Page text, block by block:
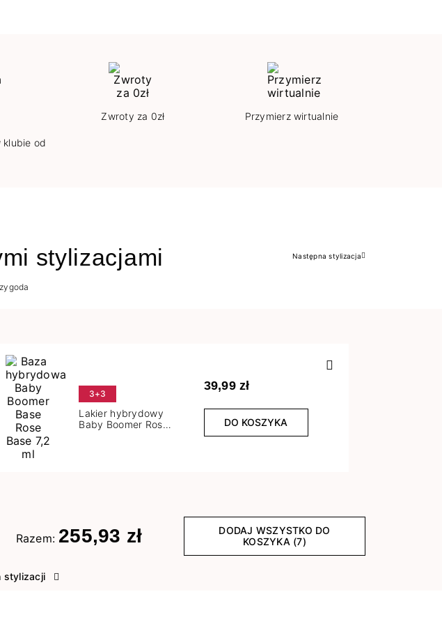
klubie od
Zwroty za 0zł Przymierz wirtualnie
stylizacjami Następny
Następna stylizacja
3+3
Lakier hybrydowy
Baby Boomer Rose
39,99 zł
DO KOSZYKA
Razem: 255,93 zł
DODAJ WSZYSTKO DO
KOSZYKA (7)
stylizacji